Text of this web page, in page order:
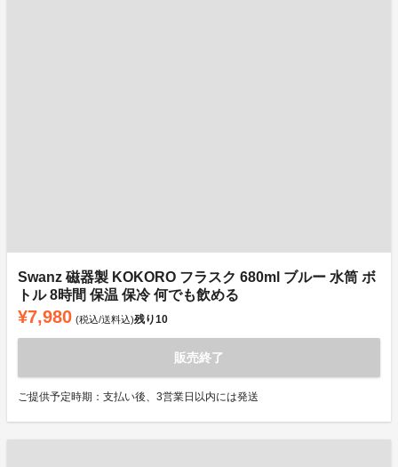
Swanz 磁器製 KOKORO フラスク 680ml ブルー 水筒 ボ
トル 8時間 保温 保冷 何でも飲める
¥7,980 (税込/送料込)残り10
販売終了
ご提供予定時期：支払い後、3営業日以内には発送